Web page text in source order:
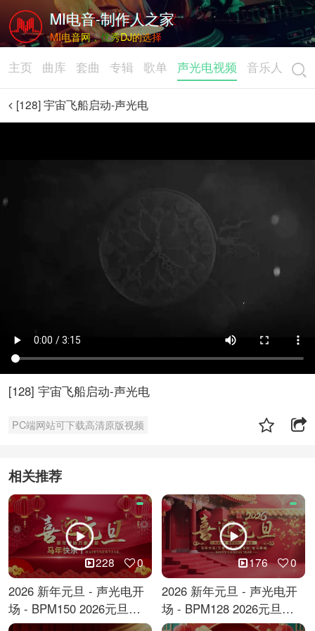
MI电音-制作人之家
MI电音网，优秀DJ的选择
主页 曲库 套曲 专辑 歌单 声光电视频 音乐人
[128] 宇宙飞船启动-声光电
[128] 宇宙飞船启动-声光电
PC端网站可下载高清原版视频
相关推荐
228 0
2026 新年元旦 - 声光电开
场 - BPM150 2026元旦跨
年倒计时
176 0
2026 新年元旦 - 声光电开
场 - BPM128 2026元旦马
年